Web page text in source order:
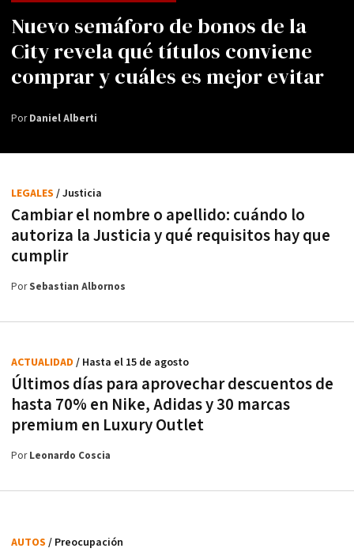
Nuevo semáforo de bonos de la
City revela qué títulos conviene
comprar y cuáles es mejor evitar
PorDaniel Alberti
Cambiar el nombre o apellido: cuándo lo
autoriza la Justicia y qué requisitos hay que
cumplir
LEGALES / Justicia
PorSebastian Albornos
Últimos días para aprovechar descuentos de
hasta 70% en Nike, Adidas y 30 marcas
premium en Luxury Outlet
ACTUALIDAD / Hasta el 15 de agosto
PorLeonardo Coscia
AUTOS / Preocupación